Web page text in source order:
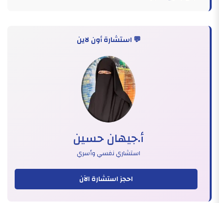
💬 استشارة أون لاين
أ.جيهان حسين
استشاري نفسي وأسري
احجز استشارة الآن